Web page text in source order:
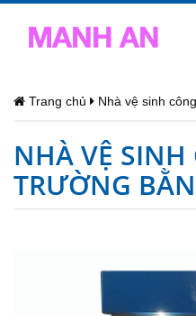
Trang chủ Nhà vệ sinh
NHÀ VỆ SINH
TRƯỜNG